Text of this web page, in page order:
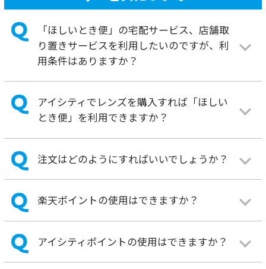
アイシティでレンズを購入すれば「ほしい
とき便」を利用できますか？
注文はどのようにすればいいでしょうか？
楽天ポイントの使用はできますか？
アイシティから届くクーポンは使用できま
すか？
「ほしいとき便」を利用したいが会員証番
号がわかりません。
2024年8月31日(土)をもちまして、Vポイントサービスの
取扱いを終了いたしました。